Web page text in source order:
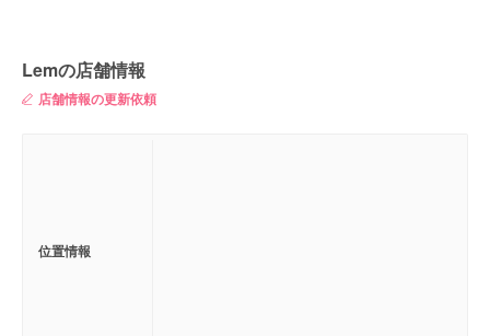
Lemの店舗情報
店舗情報の更新依頼
位置情報